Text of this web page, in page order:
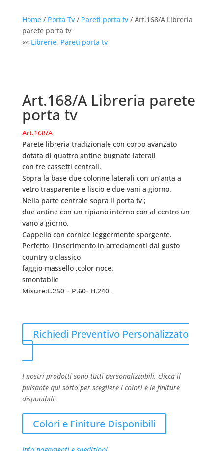
Home/ Porta Tv/ Pareti porta tv/ Art.168/A Libreria
parete porta tv
«« Librerie, Pareti porta tv
Art.168/A Libreria parete
porta tv
Art.168/A
Parete libreria tradizionale con corpo avanzato
dotata di quattro antine bugnate laterali
con tre cassetti centrali.
Sopra la base due colonne laterali con un’anta a
vetro trasparente e liscio e due vani a giorno.
Nella parte centrale sopra il porta tv ;
due antine con un ripiano interno con al centro un
vano a giorno.
Cappello con cornice leggermente sporgente.
Perfetto l’inserimento in arredamenti dal gusto
country o classico
faggio-massello ,color noce.
smontabile
Misure:L.250 – P.60- H.240.
Richiedi Preventivo Personalizzato
I nostri prodotti sono tutti personalizzabili, clicca il
pulsante qui sotto per scegliere i colori e le finiture
disponibili:
Colori e Finiture Disponibili